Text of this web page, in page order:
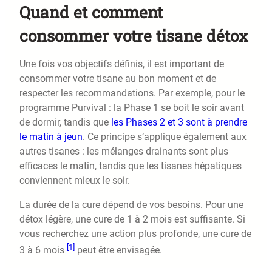
Quand et comment
consommer votre tisane détox
Une fois vos objectifs définis, il est important de
consommer votre tisane au bon moment et de
respecter les recommandations. Par exemple, pour le
programme Purvival : la Phase 1 se boit le soir avant
de dormir, tandis que les Phases 2 et 3 sont à prendre
le matin à jeun. Ce principe s’applique également aux
autres tisanes : les mélanges drainants sont plus
efficaces le matin, tandis que les tisanes hépatiques
conviennent mieux le soir.
La durée de la cure dépend de vos besoins. Pour une
détox légère, une cure de 1 à 2 mois est suffisante. Si
vous recherchez une action plus profonde, une cure de
3 à 6 mois [1] peut être envisagée.